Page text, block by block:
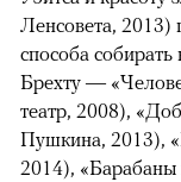
Ленсовета, 2013)
способа
Брехту —
театр, 2008),
Пушкина, 2013),
2014),